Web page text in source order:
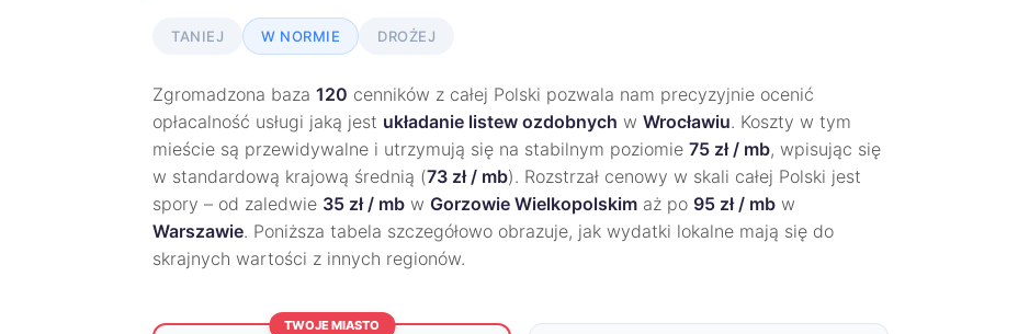
TANIEJ W NORMIE DROŻEJ
Zgromadzona baza 120 cenników z całej Polski pozwala nam precyzyjnie ocenić
opłacalność usługi jaką jest układanie listew ozdobnych w Wrocławiu. Koszty w tym
mieście są przewidywalne i utrzymują się na stabilnym poziomie 75 zł / mb, wpisując się
w standardową krajową średnią (73 zł / mb). Rozstrzał cenowy w skali całej Polski jest
spory – od zaledwie 35 zł / mb w Gorzowie Wielkopolskim aż po 95 zł / mb w
Warszawie. Poniższa tabela szczegółowo obrazuje, jak wydatki lokalne mają się do
skrajnych wartości z innych regionów.
TWOJE MIASTO